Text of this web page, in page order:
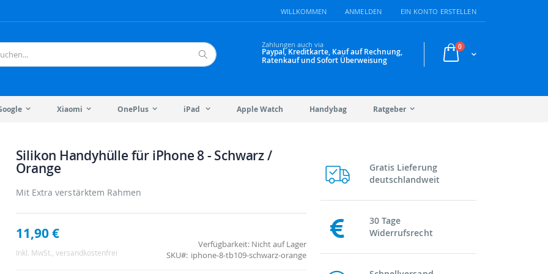
WILLKOMMEN ANMELDEN EIN KONTO ERSTELLEN
Warenkorb
0Artikel
Zahlungen auch via
Paypal, Kreditkarte, Kauf auf Rechnung,
Ratenkauf und Sofort Überweisung
Xiaomi OnePlus iPad Apple Watch Handybag Ratgeber
Silikon Handyhülle für iPhone 8 - Schwarz /
Orange
Mit Extra verstärktem Rahmen
11,90 €
Inkl. MwSt. , versandkostenfrei
Verfügbarkeit: Nicht auf Lager
SKU
iphone-8-tb109-schwarz-orange
Gratis Lieferung
deutschlandweit
30 Tage
Widerrufsrecht